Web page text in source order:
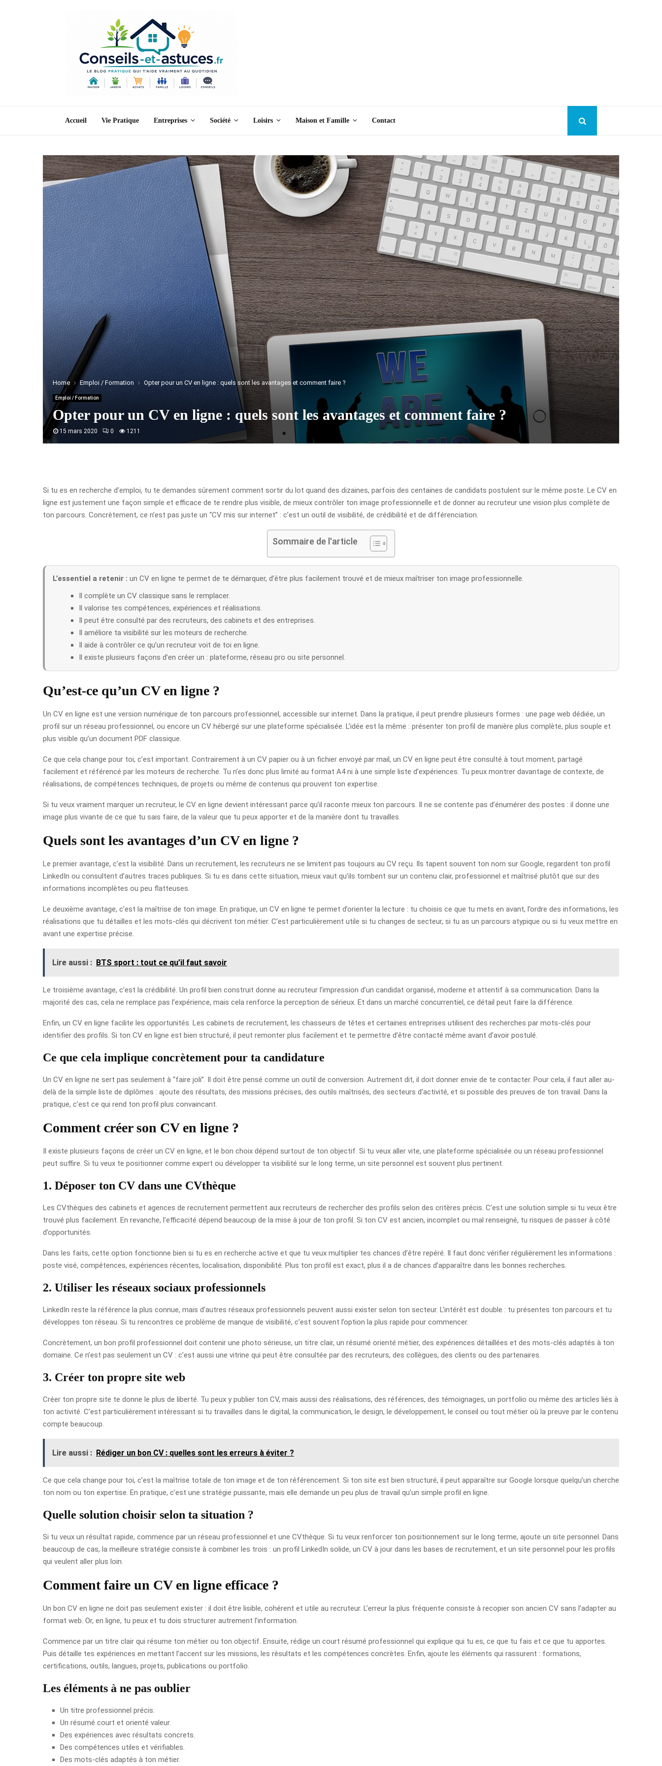
Accueil Vie Pratique Entreprises Société Loisirs Maison et Famille Contact
Home Emploi / Formation Opter pour un CV en ligne : quels sont les avantages et comment faire ?
Emploi / Formation
Opter pour un CV en ligne : quels sont les avantages et comment faire ?
15 mars 2020 0 1211
Si tu es en recherche d’emploi, tu te demandes sûrement comment sortir du lot quand des dizaines, parfois des centaines de candidats postulent sur le même poste. Le CV en
ligne est justement une façon simple et efficace de te rendre plus visible, de mieux contrôler ton image professionnelle et de donner au recruteur une vision plus complète de
ton parcours. Concrètement, ce n’est pas juste un “CV mis sur internet” : c’est un outil de visibilité, de crédibilité et de différenciation.
Sommaire de l'article
L’essentiel a retenir : un CV en ligne te permet de te démarquer, d’être plus facilement trouvé et de mieux maîtriser ton image professionnelle.
Il complète un CV classique sans le remplacer.
Il valorise tes compétences, expériences et réalisations.
Il peut être consulté par des recruteurs, des cabinets et des entreprises.
Il améliore ta visibilité sur les moteurs de recherche.
Il aide à contrôler ce qu’un recruteur voit de toi en ligne.
Il existe plusieurs façons d’en créer un : plateforme, réseau pro ou site personnel.
Qu’est-ce qu’un CV en ligne ?
Un CV en ligne est une version numérique de ton parcours professionnel, accessible sur internet. Dans la pratique, il peut prendre plusieurs formes : une page web dédiée, un
profil sur un réseau professionnel, ou encore un CV hébergé sur une plateforme spécialisée. L’idée est la même : présenter ton profil de manière plus complète, plus souple et
plus visible qu’un document PDF classique.
Ce que cela change pour toi, c’est important. Contrairement à un CV papier ou à un fichier envoyé par mail, un CV en ligne peut être consulté à tout moment, partagé
facilement et référencé par les moteurs de recherche. Tu n’es donc plus limité au format A4 ni à une simple liste d’expériences. Tu peux montrer davantage de contexte, de
réalisations, de compétences techniques, de projets ou même de contenus qui prouvent ton expertise.
Si tu veux vraiment marquer un recruteur, le CV en ligne devient intéressant parce qu’il raconte mieux ton parcours. Il ne se contente pas d’énumérer des postes : il donne une
image plus vivante de ce que tu sais faire, de la valeur que tu peux apporter et de la manière dont tu travailles.
Quels sont les avantages d’un CV en ligne ?
Le premier avantage, c’est la visibilité. Dans un recrutement, les recruteurs ne se limitent pas toujours au CV reçu. Ils tapent souvent ton nom sur Google, regardent ton profil
LinkedIn ou consultent d’autres traces publiques. Si tu es dans cette situation, mieux vaut qu’ils tombent sur un contenu clair, professionnel et maîtrisé plutôt que sur des
informations incomplètes ou peu flatteuses.
Le deuxième avantage, c’est la maîtrise de ton image. En pratique, un CV en ligne te permet d’orienter la lecture : tu choisis ce que tu mets en avant, l’ordre des informations, les
réalisations que tu détailles et les mots-clés qui décrivent ton métier. C’est particulièrement utile si tu changes de secteur, si tu as un parcours atypique ou si tu veux mettre en
avant une expertise précise.
Lire aussi : BTS sport : tout ce qu’il faut savoir
Le troisième avantage, c’est la crédibilité. Un profil bien construit donne au recruteur l’impression d’un candidat organisé, moderne et attentif à sa communication. Dans la
majorité des cas, cela ne remplace pas l’expérience, mais cela renforce la perception de sérieux. Et dans un marché concurrentiel, ce détail peut faire la différence.
Enfin, un CV en ligne facilite les opportunités. Les cabinets de recrutement, les chasseurs de têtes et certaines entreprises utilisent des recherches par mots-clés pour
identifier des profils. Si ton CV en ligne est bien structuré, il peut remonter plus facilement et te permettre d’être contacté même avant d’avoir postulé.
Ce que cela implique concrètement pour ta candidature
Un CV en ligne ne sert pas seulement à “faire joli”. Il doit être pensé comme un outil de conversion. Autrement dit, il doit donner envie de te contacter. Pour cela, il faut aller au-
delà de la simple liste de diplômes : ajoute des résultats, des missions précises, des outils maîtrisés, des secteurs d’activité, et si possible des preuves de ton travail. Dans la
pratique, c’est ce qui rend ton profil plus convaincant.
Comment créer son CV en ligne ?
Il existe plusieurs façons de créer un CV en ligne, et le bon choix dépend surtout de ton objectif. Si tu veux aller vite, une plateforme spécialisée ou un réseau professionnel
peut suffire. Si tu veux te positionner comme expert ou développer ta visibilité sur le long terme, un site personnel est souvent plus pertinent.
1. Déposer ton CV dans une CVthèque
Les CVthèques des cabinets et agences de recrutement permettent aux recruteurs de rechercher des profils selon des critères précis. C’est une solution simple si tu veux être
trouvé plus facilement. En revanche, l’efficacité dépend beaucoup de la mise à jour de ton profil. Si ton CV est ancien, incomplet ou mal renseigné, tu risques de passer à côté
d’opportunités.
Dans les faits, cette option fonctionne bien si tu es en recherche active et que tu veux multiplier tes chances d’être repéré. Il faut donc vérifier régulièrement les informations :
poste visé, compétences, expériences récentes, localisation, disponibilité. Plus ton profil est exact, plus il a de chances d’apparaître dans les bonnes recherches.
2. Utiliser les réseaux sociaux professionnels
LinkedIn reste la référence la plus connue, mais d’autres réseaux professionnels peuvent aussi exister selon ton secteur. L’intérêt est double : tu présentes ton parcours et tu
développes ton réseau. Si tu rencontres ce problème de manque de visibilité, c’est souvent l’option la plus rapide pour commencer.
Concrètement, un bon profil professionnel doit contenir une photo sérieuse, un titre clair, un résumé orienté métier, des expériences détaillées et des mots-clés adaptés à ton
domaine. Ce n’est pas seulement un CV : c’est aussi une vitrine qui peut être consultée par des recruteurs, des collègues, des clients ou des partenaires.
3. Créer ton propre site web
Créer ton propre site te donne le plus de liberté. Tu peux y publier ton CV, mais aussi des réalisations, des références, des témoignages, un portfolio ou même des articles liés à
ton activité. C’est particulièrement intéressant si tu travailles dans le digital, la communication, le design, le développement, le conseil ou tout métier où la preuve par le contenu
compte beaucoup.
Lire aussi : Rédiger un bon CV : quelles sont les erreurs à éviter ?
Ce que cela change pour toi, c’est la maîtrise totale de ton image et de ton référencement. Si ton site est bien structuré, il peut apparaître sur Google lorsque quelqu’un cherche
ton nom ou ton expertise. En pratique, c’est une stratégie puissante, mais elle demande un peu plus de travail qu’un simple profil en ligne.
Quelle solution choisir selon ta situation ?
Si tu veux un résultat rapide, commence par un réseau professionnel et une CVthèque. Si tu veux renforcer ton positionnement sur le long terme, ajoute un site personnel. Dans
beaucoup de cas, la meilleure stratégie consiste à combiner les trois : un profil LinkedIn solide, un CV à jour dans les bases de recrutement, et un site personnel pour les profils
qui veulent aller plus loin.
Comment faire un CV en ligne efficace ?
Un bon CV en ligne ne doit pas seulement exister : il doit être lisible, cohérent et utile au recruteur. L’erreur la plus fréquente consiste à recopier son ancien CV sans l’adapter au
format web. Or, en ligne, tu peux et tu dois structurer autrement l’information.
Commence par un titre clair qui résume ton métier ou ton objectif. Ensuite, rédige un court résumé professionnel qui explique qui tu es, ce que tu fais et ce que tu apportes.
Puis détaille tes expériences en mettant l’accent sur les missions, les résultats et les compétences concrètes. Enfin, ajoute les éléments qui rassurent : formations,
certifications, outils, langues, projets, publications ou portfolio.
Les éléments à ne pas oublier
Un titre professionnel précis.
Un résumé court et orienté valeur.
Des expériences avec résultats concrets.
Des compétences utiles et vérifiables.
Des mots-clés adaptés à ton métier.